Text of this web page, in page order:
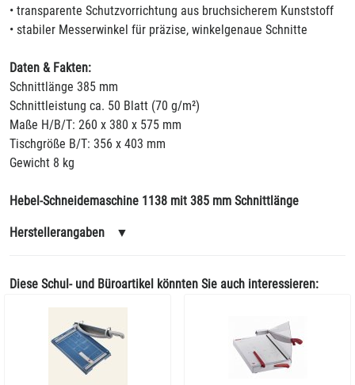
• transparente Schutzvorrichtung aus bruchsicherem Kunststoff
• stabiler Messerwinkel für präzise, winkelgenaue Schnitte
Daten & Fakten:
Schnittlänge 385 mm
Schnittleistung ca. 50 Blatt (70 g/m²)
Maße H/B/T: 260 x 380 x 575 mm
Tischgröße B/T: 356 x 403 mm
Gewicht 8 kg
Hebel-Schneidemaschine 1138 mit 385 mm Schnittlänge
Herstellerangaben ▼
Diese Schul- und Büroartikel könnten Sie auch interessieren: